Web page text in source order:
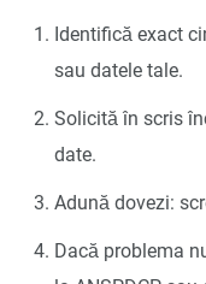
Identifică exact
sau datele tale.
Solicită în scris
date.
Adună dovezi:
Dacă problema